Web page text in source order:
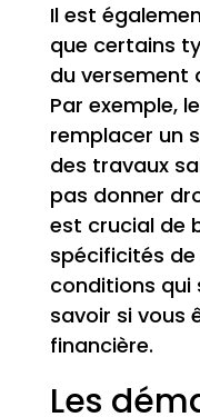
Il est
que certains
du versement
Par exemple,
remplacer un
des travaux
pas donner
est crucial de
spécificités
conditions qui
savoir si vous
financière.
Les